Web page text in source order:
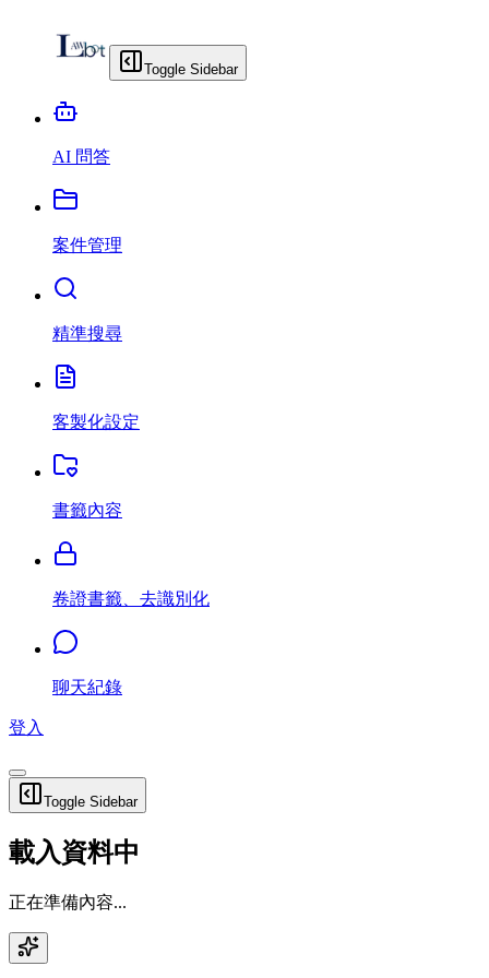
Toggle Sidebar
AI 問答
案件管理
精準搜尋
客製化設定
書籤內容
卷證書籤、去識別化
聊天紀錄
登入
Toggle Sidebar
載入資料中
正在準備內容...